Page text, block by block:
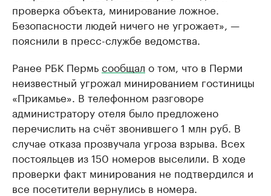
проверка объекта, минирование ложное.
Безопасности людей ничего не угрожает», —
пояснили в пресс-службе ведомства.
Ранее РБК Пермьсообщал о том, что в Перми
неизвестный угрожал минированием гостиницы
«Прикамье». В телефонном разговоре
администратору отеля было предложено
перечислить на счёт звонившего 1 млн руб. В
случае отказа прозвучала угроза взрыва. Всех
постояльцев из 150 номеров выселили. В ходе
проверки факт минирования не подтвердился и
все посетители вернулись в номера.